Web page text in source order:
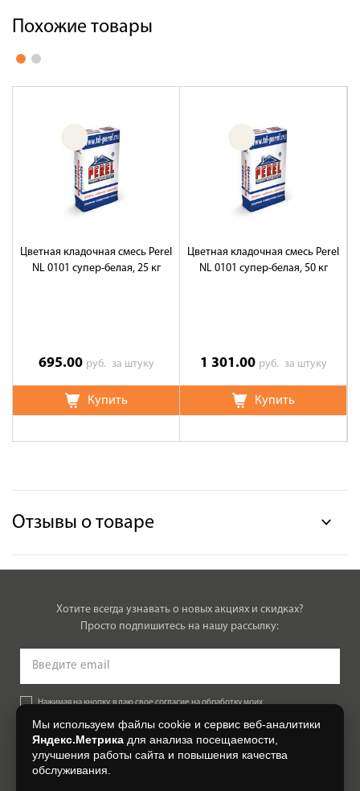
Похожие товары
Цветная кладочная смесь Perel
NL 0101 супер-белая, 25 кг
695.00 руб. за штуку
Купить
Цветная кладочная смесь Perel
NL 0101 супер-белая, 50 кг
1 301.00 руб. за штуку
Купить
Отзывы о товаре
Хотите всегда узнавать о новых акциях и скидках?
Просто подпишитесь на нашу рассылку:
Нажимая на кнопку, я даю свое согласие на обработку моих
Согласии на обработку персональных данных.
Мы используем файлы cookie и сервис веб-аналитики
Яндекс.Метрика для анализа посещаемости,
улучшения работы сайта и повышения качества
обслуживания.